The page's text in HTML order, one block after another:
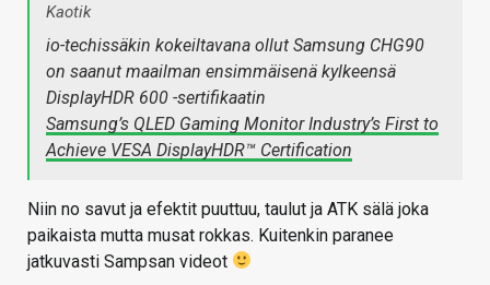
Kaotik
io-techissäkin kokeiltavana ollut Samsung CHG90
on saanut maailman ensimmäisenä kylkeensä
DisplayHDR 600 -sertifikaatin
Samsung’s QLED Gaming Monitor Industry’s First to
Achieve VESA DisplayHDR™ Certification
Niin no savut ja efektit puuttuu, taulut ja ATK sälä joka
paikaista mutta musat rokkas. Kuitenkin paranee
jatkuvasti Sampsan videot